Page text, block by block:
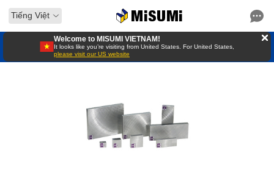
Tiếng Việt
Welcome to MISUMI VIETNAM!
It looks like you’re visiting from United States. For United States,
please visit our US website